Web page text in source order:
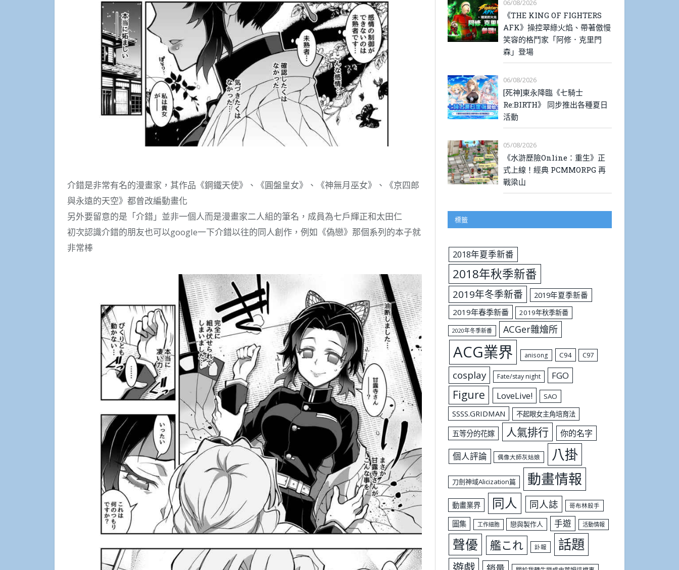
介錯是非常有名的漫畫家，其作品《鋼鐵天使》、《圓盤皇女》、《神無月巫女》、《京四郎
與永遠的天空》都曾改編動畫化
另外要留意的是「介錯」並非一個人而是漫畫家二人組的筆名，成員為七戶輝正和太田仁
初次認識介錯的朋友也可以google一下介錯以往的同人創作，例如《偽戀》那個系列的本子就
非常棒
06/08/2026
《THE KING OF FIGHTERS
AFK》操控翠綠火焰、帶著傲慢
笑容的格鬥家「阿修．克里門
森」登場
06/08/2026
[死神]東永降臨《七騎士
Re:BIRTH》 同步推出各種夏日
活動
05/08/2026
《水滸歷險Online：重生》正
式上線！經典 PCMMORPG 再
戰梁山
標籤
2018年夏季新番
2018年秋季新番
2019年冬季新番
2019年夏季新番
2019年春季新番
2019年秋季新番
2020年冬季新番 ACGer雜燴所
ACG業界 anisong C94 C97
cosplay Fate/stay night FGO
Figure LoveLive! SAO
SSSS.GRIDMAN 不起眼女主角培育法
五等分的花嫁 人氣排行 你的名字
個人評論 偶像大師灰姑娘 八掛
刀劍神域Alicization篇 動畫情報
動畫業界 同人 同人誌 哥布林殺手
圖集 工作細胞 戀與製作人 手遊 活動情報
聲優 艦これ 訃報 話題